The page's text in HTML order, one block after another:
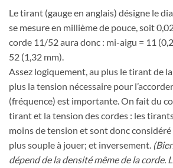
Le tirant (gauge en anglais) désigne le
se mesure en millième de pouce, soit
corde 11/52 aura donc : mi-aigu = 11
52 (1,32 mm).
Assez logiquement, au plus le tirant de
plus la tension nécessaire pour
(fréquence) est importante. On fait du
tirant et la tension des cordes : les
moins de tension et sont donc considéré
plus souple à jouer; et inversement.
dépend de la densité même de la corde.